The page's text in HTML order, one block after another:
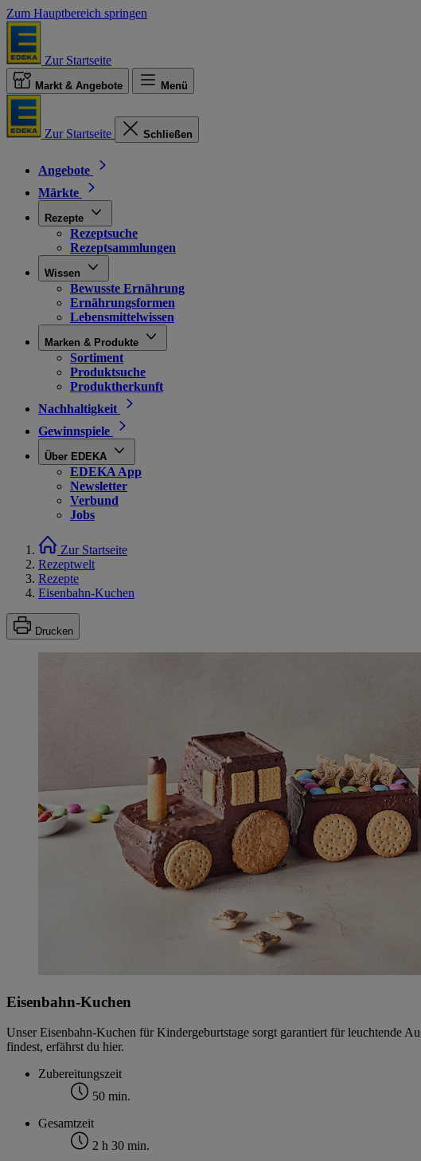
Zum Hauptbereich springen
Zur Startseite
Markt & Angebote Menü
Zur Startseite Schließen
Angebote
Märkte
Rezepte
Rezeptsuche
Rezeptsammlungen
Wissen
Bewusste Ernährung
Ernährungsformen
Lebensmittelwissen
Marken & Produkte
Sortiment
Produktsuche
Produktherkunft
Nachhaltigkeit
Gewinnspiele
Über EDEKA
EDEKA App
Newsletter
Verbund
Jobs
Zur Startseite
Rezeptwelt
Rezepte
Eisenbahn-Kuchen
Drucken
Eisenbahn-Kuchen
Unser Eisenbahn-Kuchen für Kindergeburtstage sorgt garantiert für leuchtende
findest, erfährst du hier.
Zubereitungszeit
50 min.
Gesamtzeit
2 h 30 min.